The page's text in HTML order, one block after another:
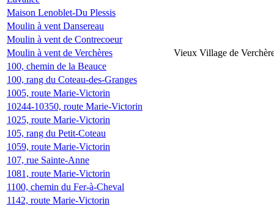
Maison Lenoblet-Du Plessis
Moulin à vent Dansereau
Moulin à vent de Contrecoeur
Moulin à vent de Verchères
Vieux Village de
100, chemin de la Beauce
100, rang du Coteau-des-Granges
1005, route Marie-Victorin
10244-10350, route Marie-Victorin
1025, route Marie-Victorin
105, rang du Petit-Coteau
1059, route Marie-Victorin
107, rue Sainte-Anne
1081, route Marie-Victorin
1100, chemin du Fer-à-Cheval
1142, route Marie-Victorin